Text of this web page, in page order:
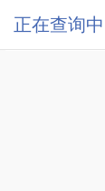
正在查询中